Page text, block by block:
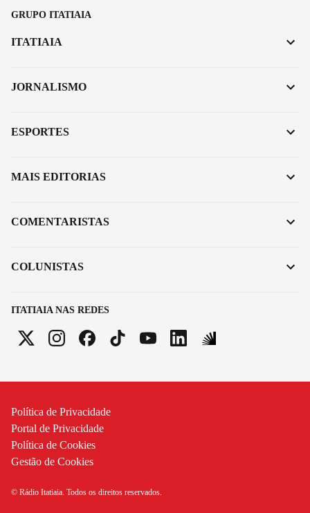
GRUPO ITATIAIA
ITATIAIA NAS REDES
ITATIAIA
JORNALISMO
ESPORTES
MAIS EDITORIAS
COMENTARISTAS
COLUNISTAS
Política de Privacidade
Portal de Privacidade
Política de Cookies
Gestão de Cookies
© Rádio Itatiaia. Todos os direitos reservados.